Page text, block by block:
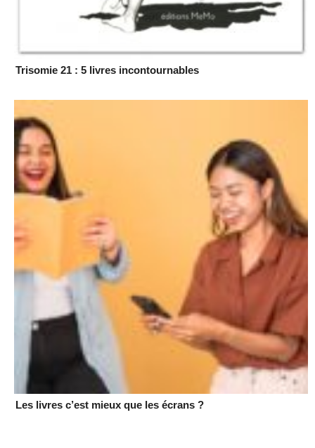
Trisomie 21 : 5 livres incontournables
Les livres c’est mieux que les écrans ?